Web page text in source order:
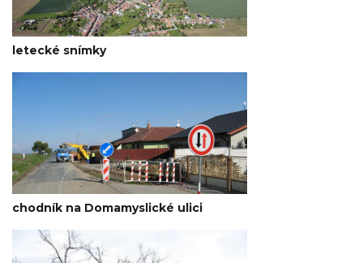
letecké snímky
chodník na Domamyslické ulici